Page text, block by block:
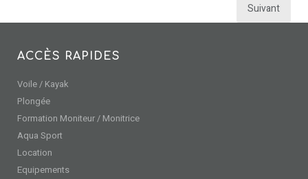
des
Suivant
ACCÈS RAPIDES
Voile / Kayak
Plongée
Formation Moniteur / Monitrice
Aqua Sport
Location
Equipements